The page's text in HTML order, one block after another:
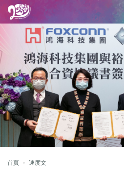
首頁 速度文